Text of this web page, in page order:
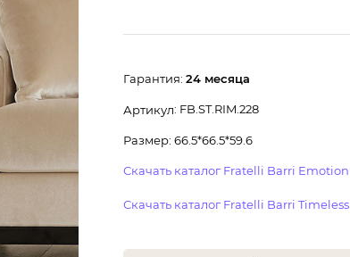
Гарантия: 24 месяца
Артикул: FB.ST.RIM.228
Размер: 66.5*66.5*59.6
Скачать каталог Fratelli Barri Emotion
Скачать каталог Fratelli Barri Timeless